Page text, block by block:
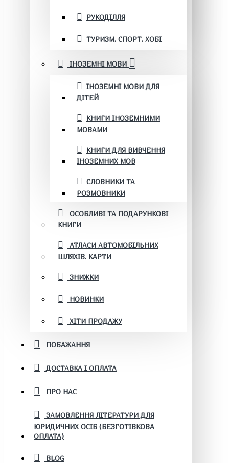
РУКОДІЛЛЯ
ТУРИЗМ. СПОРТ. ХОБІ
ІНОЗЕМНІ МОВИ
ІНОЗЕМНІ МОВИ ДЛЯ
ДІТЕЙ
КНИГИ ІНОЗЕМНИМИ
МОВАМИ
КНИГИ ДЛЯ ВИВЧЕННЯ
ІНОЗЕМНИХ МОВ
СЛОВНИКИ ТА
РОЗМОВНИКИ
ОСОБЛИВІ ТА ПОДАРУНКОВІ
КНИГИ
АТЛАСИ АВТОМОБІЛЬНИХ
ШЛЯХІВ. КАРТИ
ЗНИЖКИ
НОВИНКИ
ХІТИ ПРОДАЖУ
ПОБАЖАННЯ
ДОСТАВКА І ОПЛАТА
ПРО НАС
ЗАМОВЛЕННЯ ЛІТЕРАТУРИ ДЛЯ
ЮРИДИЧНИХ ОСІБ (БЕЗГОТІВКОВА
ОПЛАТА)
BLOG